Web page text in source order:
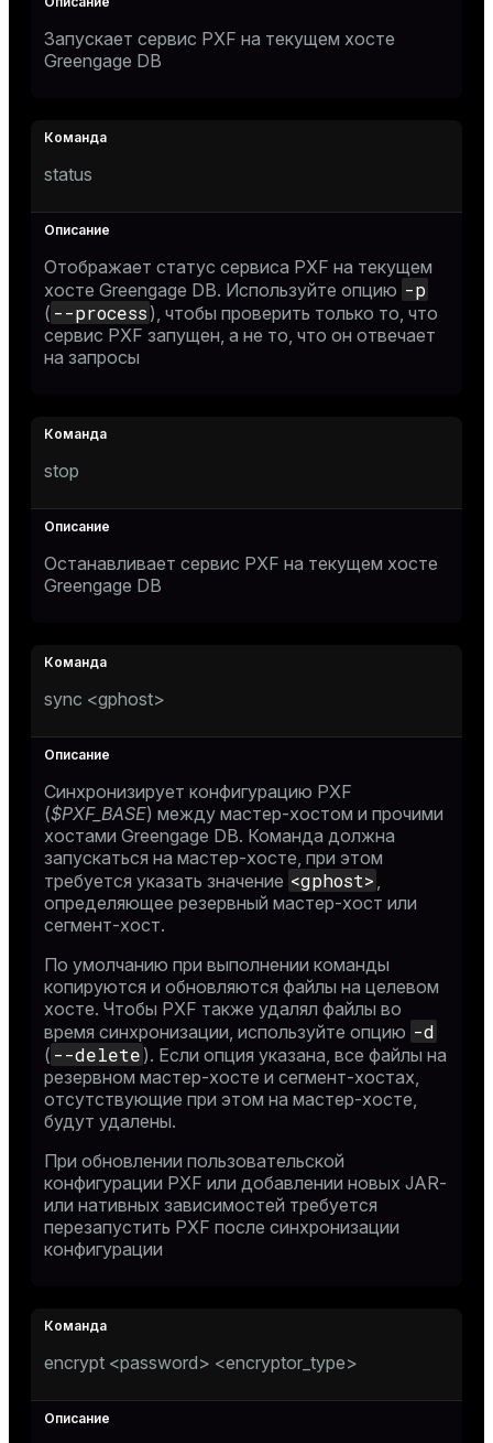
Запускает сервис PXF на текущем хосте
Greengage DB
status
Отображает статус сервиса PXF на текущем
хосте Greengage DB. Используйте опцию -p
( --process ), чтобы проверить только то, что
сервис PXF запущен, а не то, что он отвечает
на запросы
stop
Останавливает сервис PXF на текущем хосте
Greengage DB
sync <gphost>
Синхронизирует конфигурацию PXF
($PXF_BASE) между мастер-хостом и прочими
хостами Greengage DB. Команда должна
запускаться на мастер-хосте, при этом
требуется указать значение <gphost> ,
определяющее резервный мастер-хост или
сегмент-хост.
По умолчанию при выполнении команды
копируются и обновляются файлы на целевом
хосте. Чтобы PXF также удалял файлы во
время синхронизации, используйте опцию -d
( --delete ). Если опция указана, все файлы на
резервном мастер-хосте и сегмент-хостах,
отсутствующие при этом на мастер-хосте,
будут удалены.
При обновлении пользовательской
конфигурации PXF или добавлении новых JAR-
или нативных зависимостей требуется
перезапустить PXF после синхронизации
конфигурации
encrypt <password> <encryptor_type>